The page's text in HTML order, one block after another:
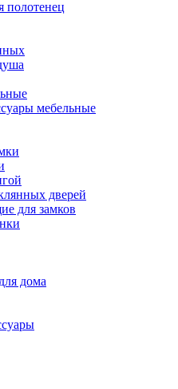
полотенец
мебельные
дверей
для замков
дома